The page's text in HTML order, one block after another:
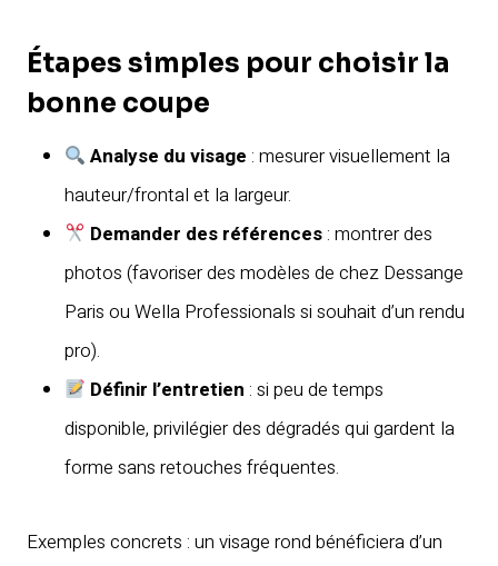
Étapes simples pour choisir la
bonne coupe
Analyse du visage : mesurer visuellement la
hauteur/frontal et la largeur.
Demander des références : montrer des
photos (favoriser des modèles de chez Dessange
Paris ou Wella Professionals si souhait d’un rendu
pro).
Définir l’entretien : si peu de temps
disponible, privilégier des dégradés qui gardent la
forme sans retouches fréquentes.
Exemples concrets : un visage rond bénéficiera d’un